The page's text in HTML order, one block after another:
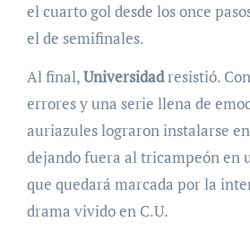
el cuarto gol desde los once
el de semifinales.
Al final,Universidadresistió.
errores y una serie llena de
auriazules lograron instalarse
dejando fuera al tricampeón en
que quedará marcada por la
drama vivido en C.U.